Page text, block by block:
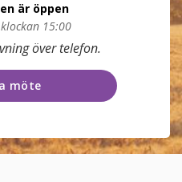
350
är öppen
15:00
09:00 - 17:00
09:00 - 17:00
09:00 - 17:00
09:00 - 17:00
över telefon.
möte